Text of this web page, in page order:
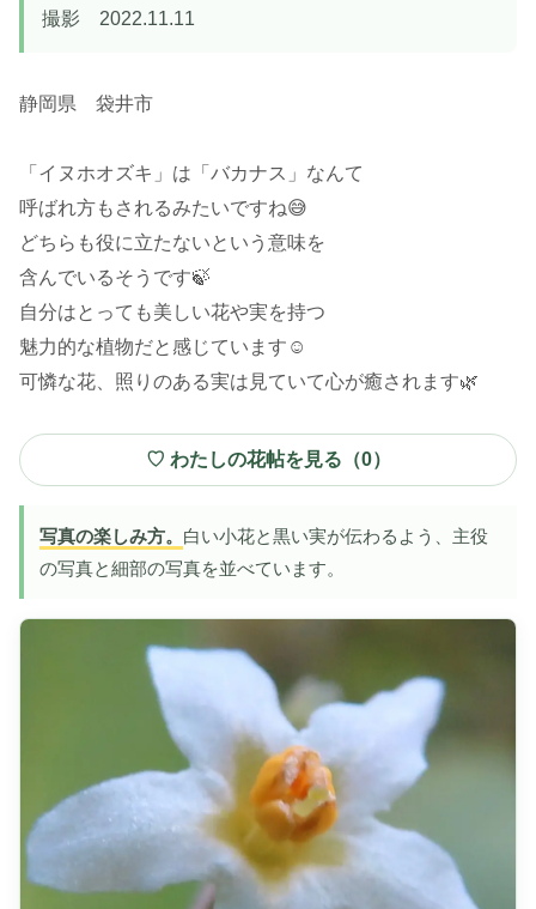
撮影 2022.11.11
静岡県 袋井市
「イヌホオズキ」は「バカナス」なんて
呼ばれ方もされるみたいですね😅
どちらも役に立たないという意味を
含んでいるそうです🍃
自分はとっても美しい花や実を持つ
魅力的な植物だと感じています☺️
可憐な花、照りのある実は見ていて心が癒されます🌿
♡ わたしの花帖を見る（0）
写真の楽しみ方。 白い小花と黒い実が伝わるよう、主役
の写真と細部の写真を並べています。